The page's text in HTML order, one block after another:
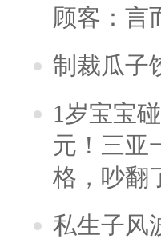
顾客：言
制裁瓜子
1岁宝宝
元！三亚
格，吵翻
私生子风